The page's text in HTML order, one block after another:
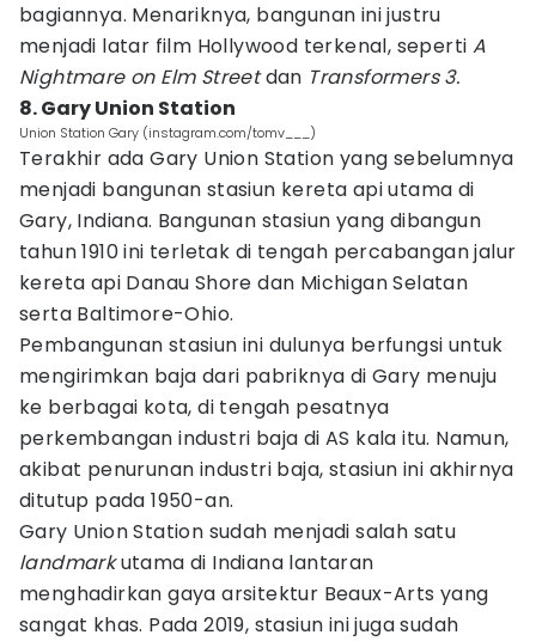
bagiannya. Menariknya, bangunan ini justru
menjadi latar film Hollywood terkenal, seperti A
Nightmare on Elm Streetdan Transformers 3.
8. Gary Union Station
Union Station Gary (instagram.com/tomv___)
Terakhir ada Gary Union Station yang sebelumnya
menjadi bangunan stasiun kereta api utama di
Gary, Indiana. Bangunan stasiun yang dibangun
tahun 1910 ini terletak di tengah percabangan jalur
kereta api Danau Shore dan Michigan Selatan
serta Baltimore-Ohio.
Pembangunan stasiun ini dulunya berfungsi untuk
mengirimkan baja dari pabriknya di Gary menuju
ke berbagai kota, di tengah pesatnya
perkembangan industri baja di AS kala itu. Namun,
akibat penurunan industri baja, stasiun ini akhirnya
ditutup pada 1950-an.
Gary Union Station sudah menjadi salah satu
landmarkutama di Indiana lantaran
menghadirkan gaya arsitektur Beaux-Arts yang
sangat khas. Pada 2019, stasiun ini juga sudah